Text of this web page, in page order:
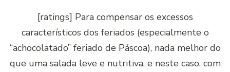
[ratings] Para compensar os excessos
característicos dos feriados (especialmente o
“achocolatado” feriado de Páscoa), nada melhor do
que uma salada leve e nutritiva, e neste caso, com